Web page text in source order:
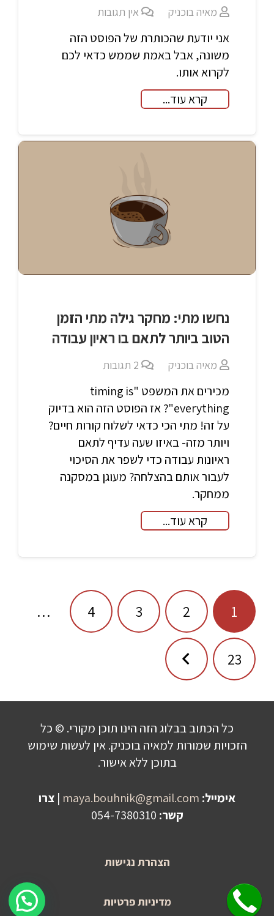
מאיה בוכניק אין תגובות
אני יודעת שהכותרת של הפוסט הזה
משונה, אבל באמת שממש כדאי לכם
לקרוא אותו.
קרא עוד...
נחשו מתי: מחקר גילה מתי הזמן
הטוב ביותר לתאם בו ראיון עבודה
מאיה בוכניק 2 תגובות
מכירים את המשפט "timing is
everything"? אז הפוסט הזה הוא בדיוק
על זה! מתי הכי כדאי לשלוח קורות חיים?
ויותר מזה- באיזו שעה עדיף לתאם
ראיונות עבודה כדי לשפר את הסיכוי
לעבור אותם בהצלחה? מעוגן במסקנה
ממחקר.
קרא עוד...
ניווט
1
2
3
4
…
23
כל הכתוב בבלוג הזה הינו תוכן מקורי. © כל
הזכויות שמורות למאיה בוכניק. אין לעשות שימוש
בתוכן ללא אישור.
אימייל: maya.bouhnik@gmail.com
| צרו
קשר:
הצהרת נגישות
מדיניות פרטיות
שלחו הודעה לקבלת פרטים על היעוץ!